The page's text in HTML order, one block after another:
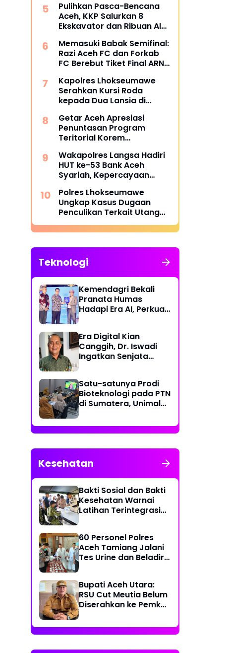
Pulihkan Pasca-Bencana
Aceh, KKP Salurkan 8
Ekskavator dan Ribuan Alat
Memasuki Babak Semifinal:
Razi Aceh FC dan Forkab
FC Berebut Tiket Final ARN
Kapolres Lhokseumawe
Serahkan Kursi Roda
kepada Dua Lansia di
Izzah
Getar Aceh Apresiasi
Penuntasan Program
Teritorial Korem
Bencana di Aceh
Wakapolres Langsa Hadiri
HUT ke-53 Bank Aceh
Syariah, Kepercayaan
Polres Lhokseumawe
Ungkap Kasus Dugaan
Penculikan Terkait Utang
Piutang, Dua Terduga
Pelaku Diamankan
Teknologi
Kemendagri Bekali
Pranata Humas
Hadapi Era AI, Perkuat
Disinformasi
Era Digital Kian
Canggih, Dr. Iswadi
Ingatkan Senjata
Satu-satunya Prodi
Bioteknologi pada PTN
di Sumatera, Unimal
Penyusunan Kurikulum
Kesehatan
Bakti Sosial dan Bakti
Kesehatan Warnai
Latihan Terintegrasi
60 Personel Polres
Aceh Tamiang Jalani
Tes Urine dan Beladiri
Bupati Aceh Utara:
RSU Cut Meutia Belum
Diserahkan ke Pemko